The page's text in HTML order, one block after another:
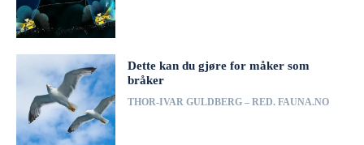
Dette kan du gjøre for måker som
bråker
THOR-IVAR GULDBERG – RED. FAUNA.NO